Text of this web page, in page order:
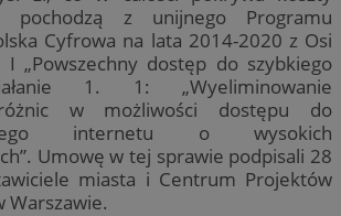
pochodzą z unijnego Programu
Cyfrowa na lata 2014-2020 z Osi
„Powszechny dostęp do szybkiego
1. 1: „Wyeliminowanie
w możliwości dostępu do
internetu o wysokich
Umowę w tej sprawie podpisali 28
miasta i Centrum Projektów
Warszawie.